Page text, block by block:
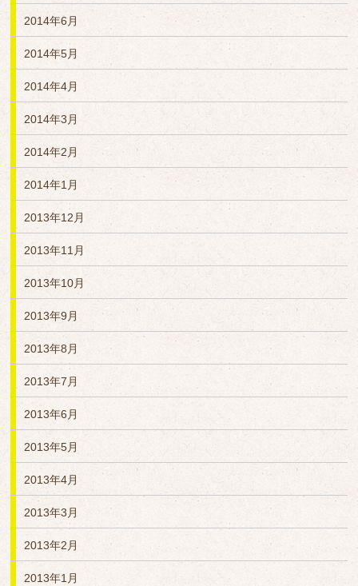
2014年6月
2014年5月
2014年4月
2014年3月
2014年2月
2014年1月
2013年12月
2013年11月
2013年10月
2013年9月
2013年8月
2013年7月
2013年6月
2013年5月
2013年4月
2013年3月
2013年2月
2013年1月